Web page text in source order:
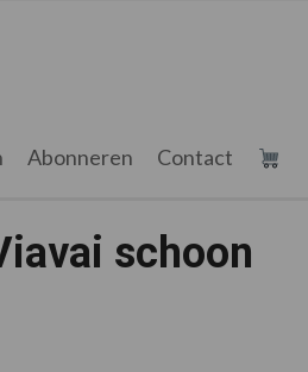
Abonneren Contact
schoon